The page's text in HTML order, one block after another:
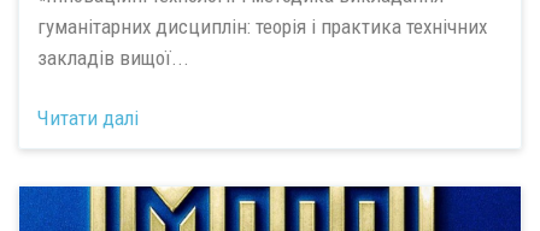
гуманітарних дисциплін: теорія і практика технічних
закладів вищої...
Читати далі